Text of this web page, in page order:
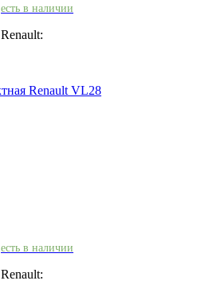
есть в наличии
Renault VL28
есть в наличии